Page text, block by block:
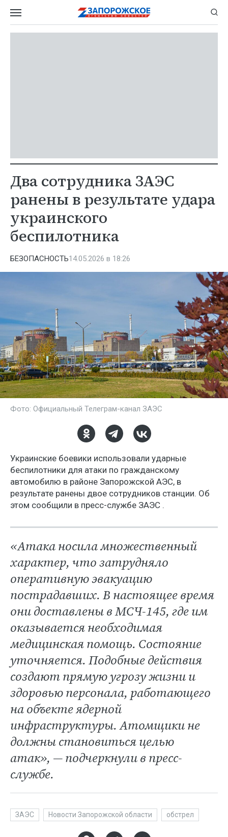
Два сотрудника ЗАЭС
ранены в результате удара
украинского
беспилотника
БЕЗОПАСНОСТЬ14.05.2026 в 18:26
Фото: Официальный Телеграм-канал ЗАЭС
Украинские боевики использовали ударные
беспилотники для атаки по гражданскому
автомобилю в районе Запорожской АЭС, в
результате ранены двое сотрудников станции. Об
этом сообщили в пресс-службе ЗАЭС .
«Атака носила множественный
характер, что затрудняло
оперативную эвакуацию
пострадавших. В настоящее время
они доставлены в МСЧ-145, где им
оказывается необходимая
медицинская помощь. Состояние
уточняется. Подобные действия
создают прямую угрозу жизни и
здоровью персонала, работающего
на объекте ядерной
инфраструктуры. Атомщики не
должны становиться целью
атак», — подчеркнули в пресс-
службе.
ЗАЭС Новости Запорожской области обстрел